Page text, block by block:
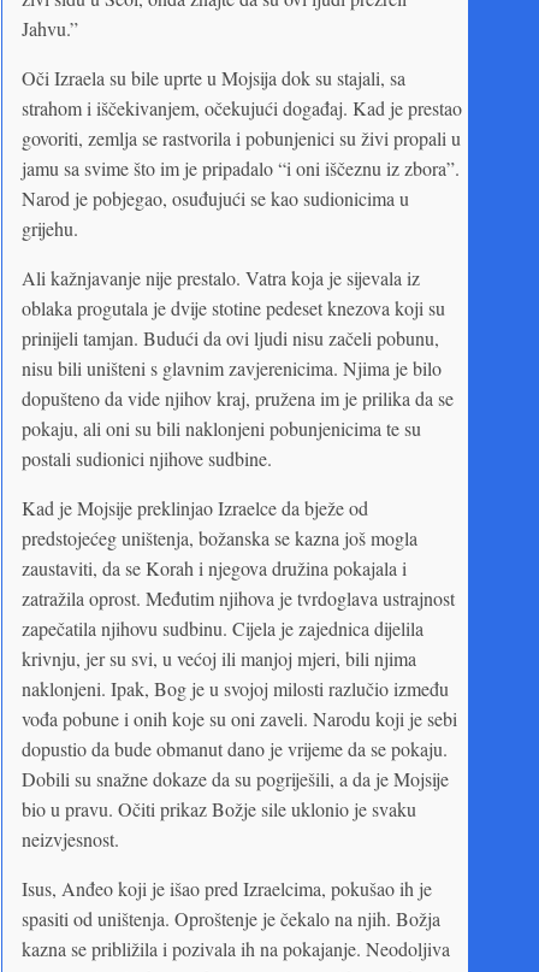
Jahvu.”
Oči Izraela su bile uprte u Mojsija dok su stajali, sa
strahom i iščekivanjem, očekujući događaj. Kad je prestao
govoriti, zemlja se rastvorila i pobunjenici su živi propali u
jamu sa svime što im je pripadalo “i oni iščeznu iz zbora”.
Narod je pobjegao, osuđujući se kao sudionicima u
grijehu.
Ali kažnjavanje nije prestalo. Vatra koja je sijevala iz
oblaka progutala je dvije stotine pedeset knezova koji su
prinijeli tamjan. Budući da ovi ljudi nisu začeli pobunu,
nisu bili uništeni s glavnim zavjerenicima. Njima je bilo
dopušteno da vide njihov kraj, pružena im je prilika da se
pokaju, ali oni su bili naklonjeni pobunjenicima te su
postali sudionici njihove sudbine.
Kad je Mojsije preklinjao Izraelce da bježe od
predstojećeg uništenja, božanska se kazna još mogla
zaustaviti, da se Korah i njegova družina pokajala i
zatražila oprost. Međutim njihova je tvrdoglava ustrajnost
zapečatila njihovu sudbinu. Cijela je zajednica dijelila
krivnju, jer su svi, u većoj ili manjoj mjeri, bili njima
naklonjeni. Ipak, Bog je u svojoj milosti razlučio između
vođa pobune i onih koje su oni zaveli. Narodu koji je sebi
dopustio da bude obmanut dano je vrijeme da se pokaju.
Dobili su snažne dokaze da su pogriješili, a da je Mojsije
bio u pravu. Očiti prikaz Božje sile uklonio je svaku
neizvjesnost.
Isus, Anđeo koji je išao pred Izraelcima, pokušao ih je
spasiti od uništenja. Oproštenje je čekalo na njih. Božja
kazna se približila i pozivala ih na pokajanje. Neodoljiva